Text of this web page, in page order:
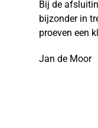
Bij de
bijzonder in
proeven een
Jan de Moor